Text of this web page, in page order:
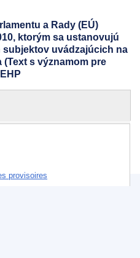
a Rady (EÚ)
ktorým sa ustanovujú
uvádzajúcich na
s významom pre
provisoires
l’Union européenne